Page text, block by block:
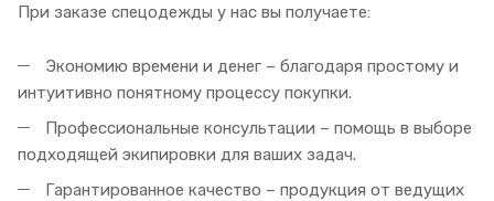
При заказе спецодежды у нас вы получаете:
Экономию времени и денег – благодаря простому и
интуитивно понятному процессу покупки.
Профессиональные консультации – помощь в выборе
подходящей экипировки для ваших задач.
Гарантированное качество – продукция от ведущих